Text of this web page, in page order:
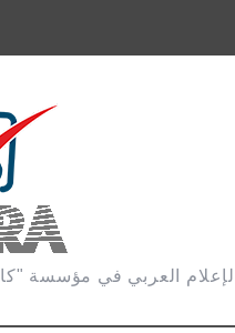
العربي في مؤسسة